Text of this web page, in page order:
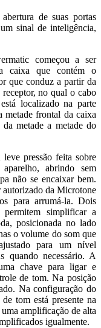
de suas portas
sinal de inteligência,
começou a ser
caixa que contém o
que conduz a partir da
no qual o cabo
localizado na parte
metade frontal da caixa
metade a metade do
pressão feita sobre
abrindo sem
não se encaixar bem.
autorizado da Microtone
para arrumá-la. Dois
simplificar a
posicionada no lado
o volume do som que
para um nível
quando necessário. A
chave para ligar e
de tom. Na posição
Na configuração do
tom está presente na
amplificação de alta
igualmente.